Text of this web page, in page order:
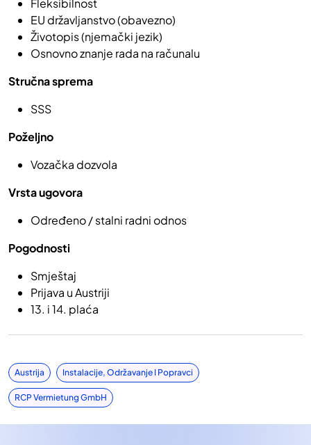
Fleksibilnost
EU državljanstvo (obavezno)
Životopis (njemački jezik)
Osnovno znanje rada na računalu
Stručna sprema
SSS
Poželjno
Vozačka dozvola
Vrsta ugovora
Određeno / stalni radni odnos
Pogodnosti
Smještaj
Prijava u Austriji
13. i 14. plaća
Austrija Instalacije, Održavanje I Popravci
RCP Vermietung GmbH